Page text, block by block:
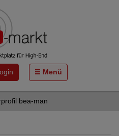
Menü
bea-man